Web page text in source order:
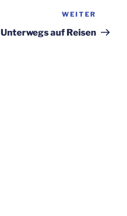
Beitrag
WEITER
Unterwegs auf Reisen